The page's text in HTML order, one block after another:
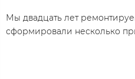
Мы двадцать лет
сформировали несколько